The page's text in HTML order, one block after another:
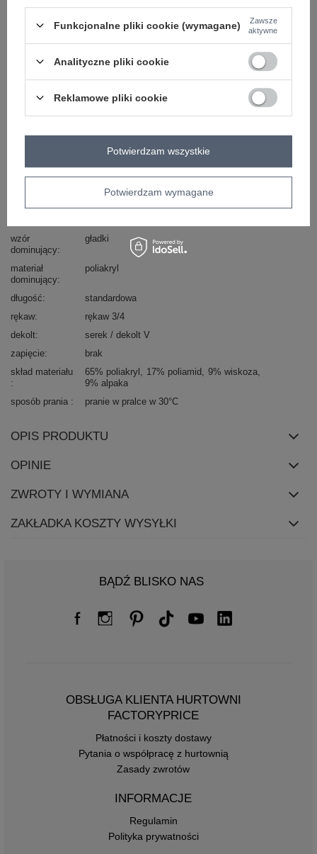
ZALOGUJ SIĘ I ZOBACZ CENĘ
sposób prania : pranie w pralce w 30°C
wzór
dominujący
gładki
materiał
dominujący
poliakryl
długość
standardowa
rękaw
rękaw 3/4
dekolt
serek / dekolt V
zapięcie
brak
skład materiału
65% poliakryl 17% poliamid
9% wiskoza
9% alpaka
sposób prania
pranie w pralce w 30°C
OPIS PRODUKTU
OPINIE
ZWROTY I WYMIANA
ZAKŁADKA KOSZTY WYSYŁKI
BĄDŹ BLISKO NAS
OBSŁUGA KLIENTA HURTOWNI
FACTORYPRICE
Płatności i koszty dostawy
Pytania o współpracę z hurtownią
Zasady zwrotów
INFORMACJE
Regulamin
Polityka prywatności
Funkcjonalne pliki cookie (wymagane)
Zawsze
aktywne
Analityczne pliki cookie
Reklamowe pliki cookie
Potwierdzam wymagane
Potwierdzam wszystkie